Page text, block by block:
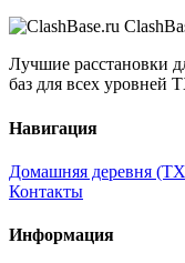
Лучшие расстановки
баз для всех уровней
Навигация
Домашняя деревня
Контакты
Информация